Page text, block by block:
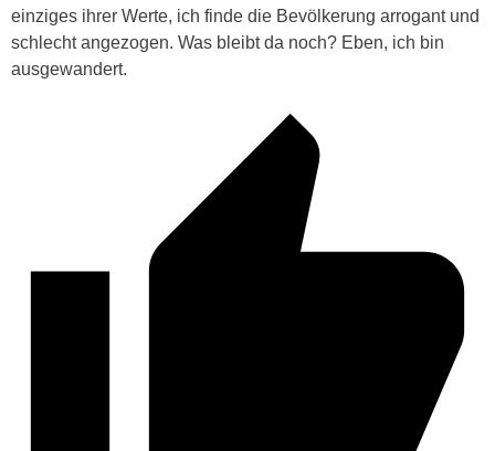
einziges ihrer Werte, ich finde die Bevölkerung arrogant und
schlecht angezogen. Was bleibt da noch? Eben, ich bin
ausgewandert.